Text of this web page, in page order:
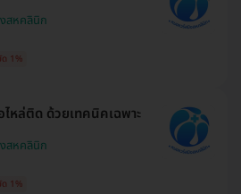
สหคลินิก
ด 1%
หล่ติด ด้วยเทคนิคเฉพาะ
สหคลินิก
ด 1%